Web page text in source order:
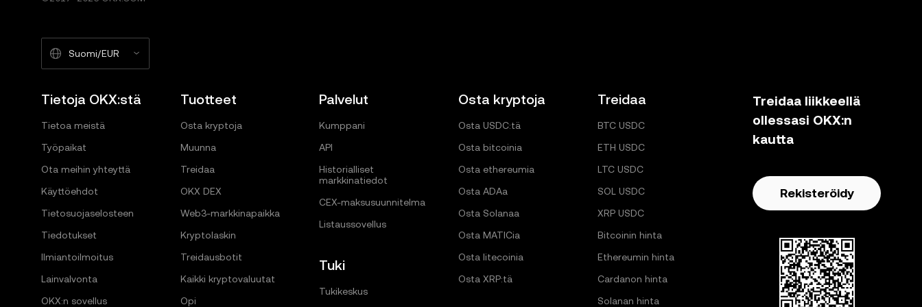
Suomi/EUR
Tietoja OKX:stä
Tietoa meistä
Työpaikat
Ota meihin yhteyttä
Käyttöehdot
Tietosuojaselosteen
Tiedotukset
Ilmiantoilmoitus
Lainvalvonta
OKX:n sovellus
Tuotteet
Osta kryptoja
Muunna
Treidaa
OKX DEX
Web3-markkinapaikka
Kryptolaskin
Treidausbotit
Kaikki kryptovaluutat
Opi
Palvelut
Kumppani
API
Historialliset
markkinatiedot
CEX-maksusuunnitelma
Listaussovellus
Tuki
Tukikeskus
Osta kryptoja
Osta USDC:tä
Osta bitcoinia
Osta ethereumia
Osta ADAa
Osta Solanaa
Osta MATICia
Osta litecoinia
Osta XRP:tä
Treidaa
BTC USDC
ETH USDC
LTC USDC
SOL USDC
XRP USDC
Bitcoinin hinta
Ethereumin hinta
Cardanon hinta
Solanan hinta
Treidaa liikkeellä
ollessasi OKX:n
kautta
Rekisteröidy